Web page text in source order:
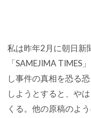
私は昨年2月に朝日新
「SAMEJIMA TIMES
し事件の真相を恐る
しようとすると、や
くる。他の原稿のよ